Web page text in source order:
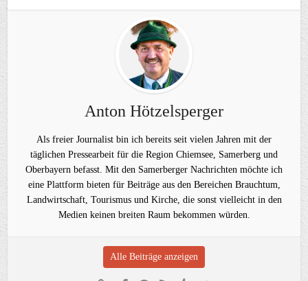
Anton Hötzelsperger
Als freier Journalist bin ich bereits seit vielen Jahren mit der
täglichen Pressearbeit für die Region Chiemsee, Samerberg und
Oberbayern befasst. Mit den Samerberger Nachrichten möchte ich
eine Plattform bieten für Beiträge aus den Bereichen Brauchtum,
Landwirtschaft, Tourismus und Kirche, die sonst vielleicht in den
Medien keinen breiten Raum bekommen würden.
Alle Beiträge anzeigen